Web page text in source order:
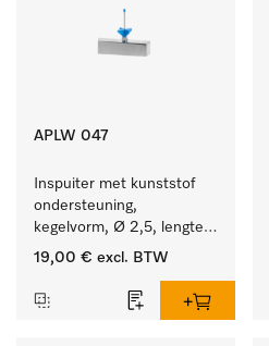
APLW 047
Inspuiter met kunststof
ondersteuning,
kegelvorm, Ø 2,5, lengte
50 mm.
19,00 € excl. BTW